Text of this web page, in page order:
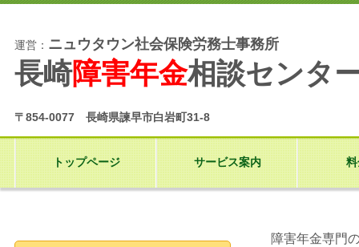
運営： ニュウタウン社会保険労務士事務所
長崎障害年金相談センタ
〒854-0077 長崎県諫早市白岩町31-8
トップページ サービス案内
障害年金専門